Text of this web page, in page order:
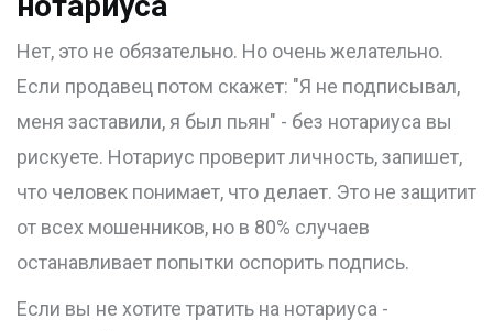
Нет, это не обязательно. Но очень желательно.
Если продавец потом скажет: "Я не подписывал,
меня заставили, я был пьян" - без нотариуса вы
рискуете. Нотариус проверит личность, запишет,
что человек понимает, что делает. Это не защитит
от всех мошенников, но в 80% случаев
останавливает попытки оспорить подпись.
Если вы не хотите тратить на нотариуса -